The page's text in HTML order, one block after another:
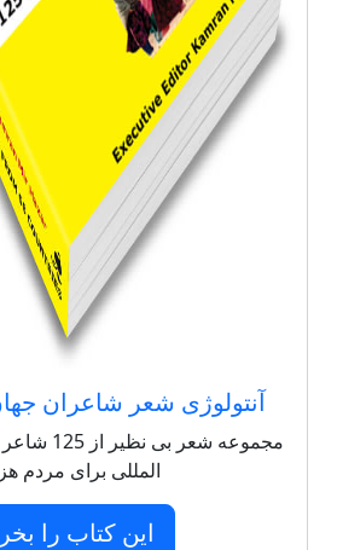
آنتولوژی شعر شاعران
مجموعه
المللی برای مردم
این کتاب را